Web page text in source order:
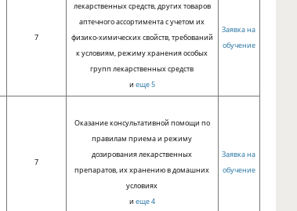
7
лекарственных средств, других товаров
аптечного ассортимента с учетом их
физико-химических свойств, требований
к условиям, режиму хранения особых
групп лекарственных средств
и еще 5
Заявка на
обучение
7
Оказание консультативной помощи по
правилам приема и режиму
дозирования лекарственных
препаратов, их хранению в домашних
условиях
и еще 4
Заявка на
обучение